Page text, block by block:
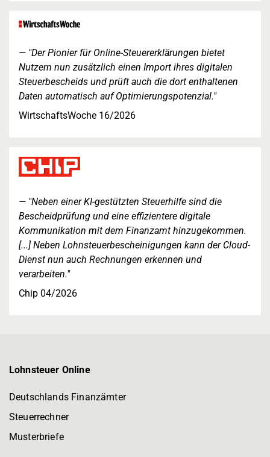
"Der Pionier für Online-Steuererklärungen bietet
Nutzern nun zusätzlich einen Import ihres digitalen
Steuerbescheids und prüft auch die dort enthaltenen
Daten automatisch auf Optimierungspotenzial."
WirtschaftsWoche 16/2026
"Neben einer KI-gestützten Steuerhilfe sind die
Bescheidprüfung und eine effizientere digitale
Kommunikation mit dem Finanzamt hinzugekommen.
[...] Neben Lohnsteuerbescheinigungen kann der Cloud-
Dienst nun auch Rechnungen erkennen und
verarbeiten."
Chip 04/2026
Lohnsteuer Online
Deutschlands Finanzämter
Steuerrechner
Musterbriefe